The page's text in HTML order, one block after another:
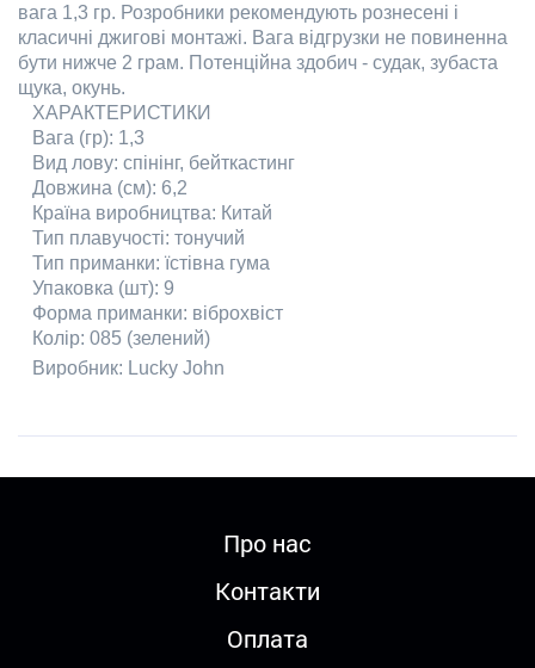
вага 1,3 гр. Розробники рекомендують рознесені і
класичні джигові монтажі. Вага відгрузки не повиненна
бути нижче 2 грам. Потенційна здобич - судак, зубаста
щука, окунь.
ХАРАКТЕРИСТИКИ
Вага (гр): 1,3
Вид лову: спінінг, бейткастинг
Довжина (см): 6,2
Країна виробництва: Китай
Тип плавучості: тонучий
Тип приманки: їстівна гума
Упаковка (шт): 9
Форма приманки: віброхвіст
Колір: 085 (зелений)
Виробник: Lucky John
Про нас
Контакти
Оплата